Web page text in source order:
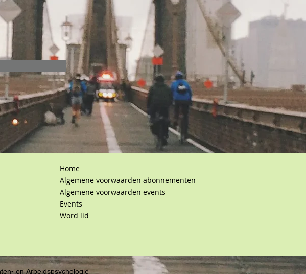
Home
Algemene voorwaarden abonnementen
Algemene voorwaarden events
Events
Word lid
en Arbeidspsychologie